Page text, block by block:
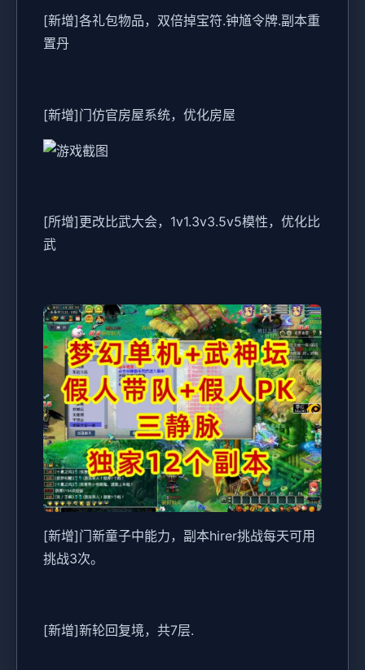
[新增]各礼包物品，双倍掉宝符.钟馗令牌.副本重
置丹
[新增]门仿官房屋系统，优化房屋
[所增]更改比武大会，1v1.3v3.5v5模性，优化比
武
[新增]门新童子中能力，副本hirer挑战每天可用
挑战3次。
[新增]新轮回复境，共7层.